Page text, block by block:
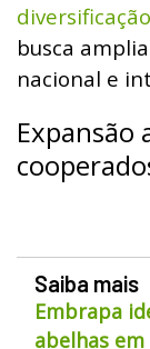
busca
nacional e
Expansão
Saiba mais
Embrapa
abelhas